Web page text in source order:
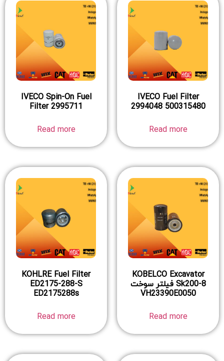
IVECO Fuel Filter
2994048 500315480
Read more
IVECO Spin-On Fuel
Filter 2995711
Read more
KOBELCO Excavator
Sk200-8 فیلتر سوخت
VH23390E0050
Read more
KOHLRE Fuel Filter
ED2175-288-S
ED2175288s
Read more